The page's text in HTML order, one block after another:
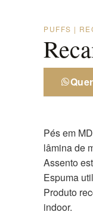
PUFFS |
Pés em
lâmina de
Assento
Espuma
Produto
indoor.